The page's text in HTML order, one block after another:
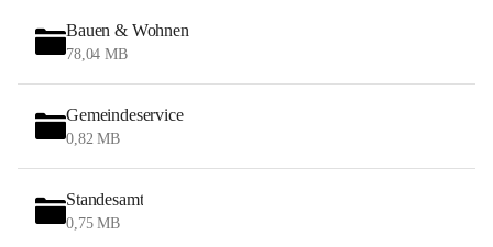
Bauen & Wohnen
78,04 MB
Gemeindeservice
0,82 MB
Standesamt
0,75 MB